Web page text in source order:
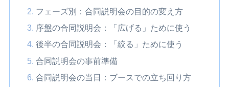
フェーズ別：合同説明会の目的の変え方
序盤の合同説明会：「広げる」ために使う
後半の合同説明会：「絞る」ために使う
合同説明会の事前準備
合同説明会の当日：ブースでの立ち回り方